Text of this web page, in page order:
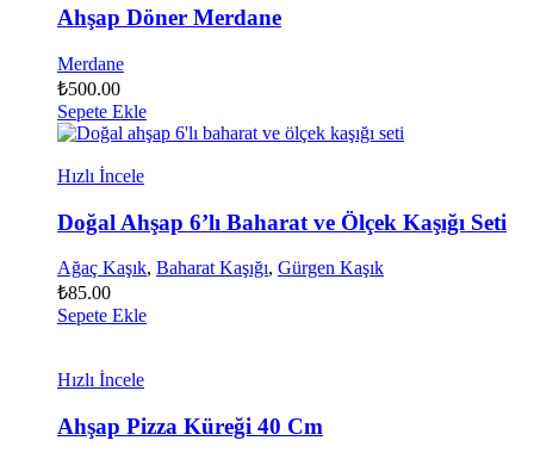
Ahşap Döner Merdane
Merdane
₺500.00
Sepete Ekle
Hızlı İncele
Doğal Ahşap 6’lı Baharat ve Ölçek Kaşığı Seti
Ağaç Kaşık, Baharat Kaşığı, Gürgen Kaşık
₺85.00
Sepete Ekle
Hızlı İncele
Ahşap Pizza Küreği 40 Cm